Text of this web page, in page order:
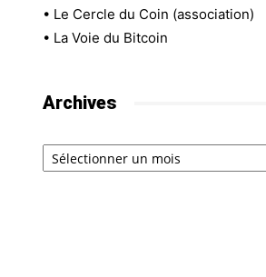
• Le Cercle du Coin (association)
• La Voie du Bitcoin
Archives
Archives